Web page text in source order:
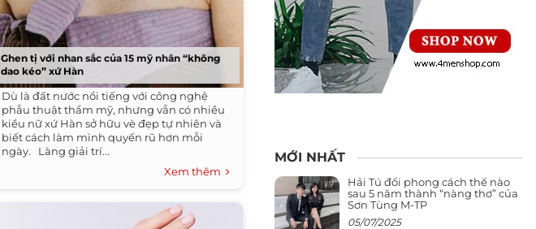
Ghen tị với nhan sắc của 15 mỹ nhân “không
dao kéo” xứ Hàn
Dù là đất nước nổi tiếng với công nghệ
phẫu thuật thẩm mỹ, nhưng vẫn có nhiều
kiều nữ xứ Hàn sở hữu vè đẹp tự nhiên và
biết cách làm mình quyến rũ hơn mỗi
ngày. Làng giải trí...
Xem thêm
MỚI NHẤT
Hải Tú đổi phong cách thế nào
sau 5 năm thành “nàng thơ” của
Sơn Tùng M-TP
05/07/2025